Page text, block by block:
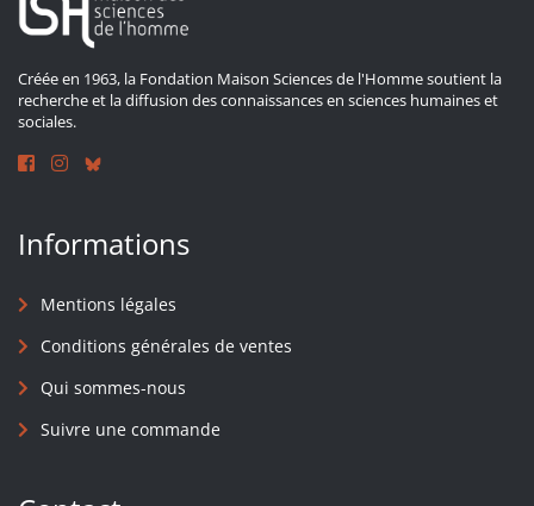
Créée en 1963, la Fondation Maison Sciences de l'Homme soutient la
recherche et la diffusion des connaissances en sciences humaines et
sociales.
Informations
Mentions légales
Conditions générales de ventes
Qui sommes-nous
Suivre une commande